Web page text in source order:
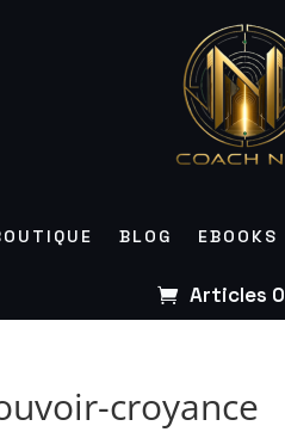
BLOG EBOOKS
Articles 0
croyance